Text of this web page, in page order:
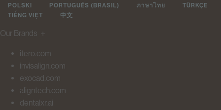
POLSKI
PORTUGUÊS (BRASIL) ภาษาไทย
TÜRKÇE
TIẾNG VIỆT
中文
Our Brands ＋
itero.com
invisalign.com
exocad.com
aligntech.com
dentalxr.ai